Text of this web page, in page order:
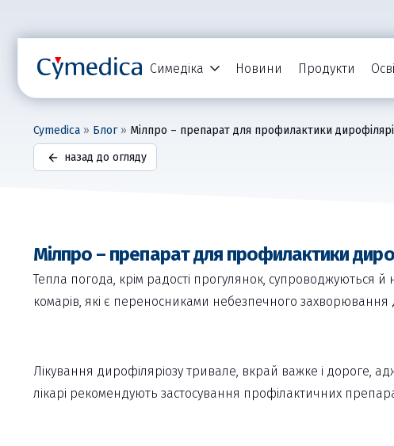
Симедіка Новини Продукти
Cymedica » Блог» Мілпро – препарат для профилактики
назад до огляду
Мілпро – препарат для профилактики
Тепла погода, крім радості прогулянок,
комарів, які є переносниками небезпечного захворювання
Лікування дирофіляріозу тривале, вкрай важке і дороге,
лікарі рекомендують застосування профілактичних